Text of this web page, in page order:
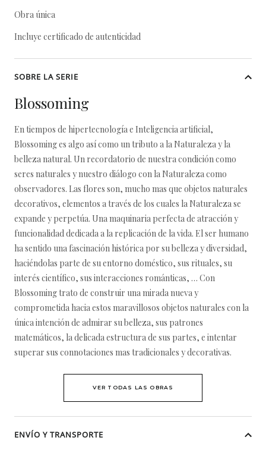
Obra única
Incluye certificado de autenticidad
SOBRE LA SERIE
Blossoming
En tiempos de hipertecnología e Inteligencia artificial,
Blossoming es algo así como un tributo a la Naturaleza y la
belleza natural. Un recordatorio de nuestra condición como
seres naturales y nuestro diálogo con la Naturaleza como
observadores. Las flores son, mucho mas que objetos naturales
decorativos, elementos a través de los cuales la Naturaleza se
expande y perpetúa. Una maquinaria perfecta de atracción y
funcionalidad dedicada a la replicación de la vida. El ser humano
ha sentido una fascinación histórica por su belleza y diversidad,
haciéndolas parte de su entorno doméstico, sus rituales, su
interés científico, sus interacciones románticas, … Con
Blossoming trato de construir una mirada nueva y
comprometida hacia estos maravillosos objetos naturales con la
única intención de admirar su belleza, sus patrones
matemáticos, la delicada estructura de sus partes, e intentar
superar sus connotaciones mas tradicionales y decorativas.
VER TODAS LAS OBRAS
ENVÍO Y TRANSPORTE